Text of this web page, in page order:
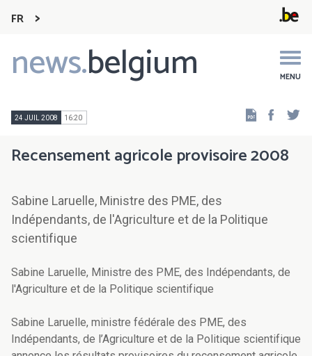
FR
news.belgium MENU
Main
navigation
24 JUIL 2008 16:20
Recensement agricole provisoire 2008
Sabine Laruelle, Ministre des PME, des
Indépendants, de l'Agriculture et de la Politique
scientifique
Sabine Laruelle, Ministre des PME, des Indépendants, de
l'Agriculture et de la Politique scientifique
Sabine Laruelle, ministre fédérale des PME, des
Indépendants, de l’Agriculture et de la Politique scientifique